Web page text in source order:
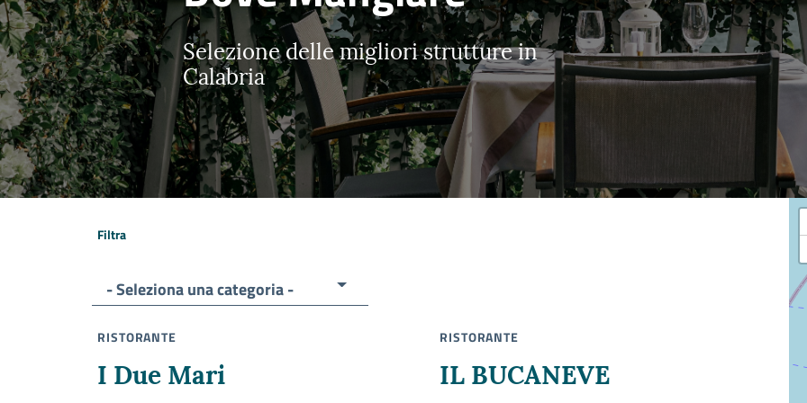
Selezione delle migliori strutture in
Calabria
Filtra
- Seleziona una categoria -
RISTORANTE
I Due Mari
RISTORANTE
IL BUCANEVE